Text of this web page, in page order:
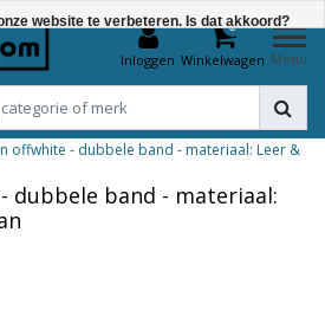
Inloggen
0
Winkelwagen Menu
offwhite - dubbele band - materiaal: Leer &
dubbele band - materiaal:
website te verbeteren. Is dat akkoord?
Nee
over cookies »